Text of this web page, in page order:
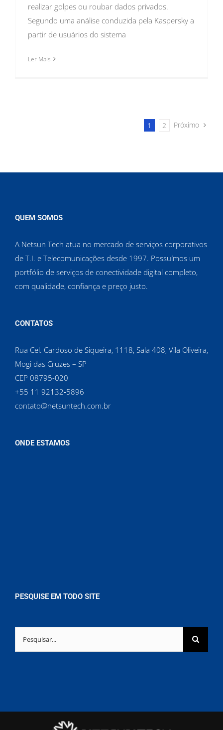
realizar golpes ou roubar dados privados.
Segundo uma análise conduzida pela Kaspersky a
partir de usuários do sistema
Ler Mais
1 2 Próximo
QUEM SOMOS
A Netsun Tech atua no mercado de serviços corporativos
de T.I. e Telecomunicações desde 1997. Possuímos um
portfólio de serviços de conectividade digital completo,
com qualidade, confiança e preço justo.
CONTATOS
Rua Cel. Cardoso de Siqueira, 1118, Sala 408, Vila Oliveira,
Mogi das Cruzes – SP
CEP 08795-020
‪+55 11 92132‑5896‬
contato@netsuntech.com.br
ONDE ESTAMOS
PESQUISE EM TODO SITE